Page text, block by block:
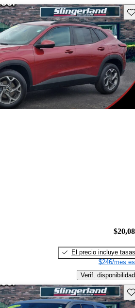
El precio incluye tasas
$246/mes
Verif. disponibilidad